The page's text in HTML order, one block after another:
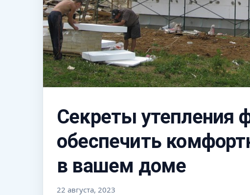
Секреты утепления
обеспечить
в вашем доме
22 августа, 2023